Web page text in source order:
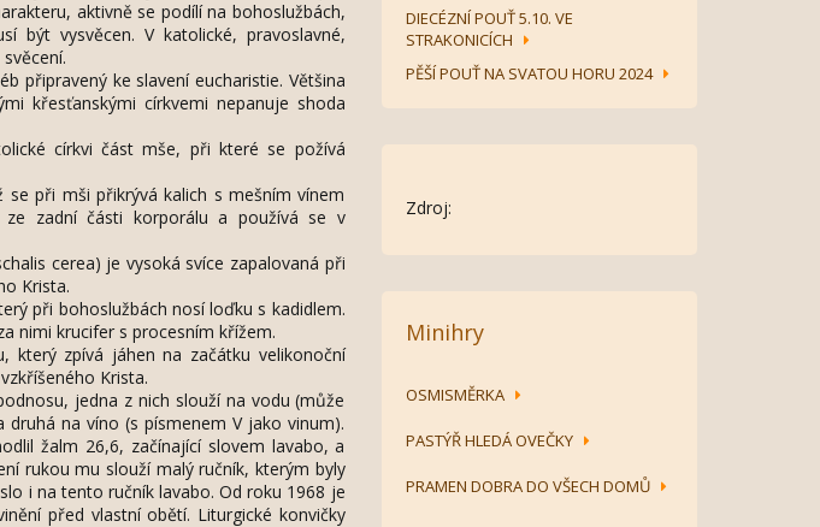
aktivně se podílí na bohoslužbách,
být vysvěcen. V katolické, pravoslavné,
připravený ke slavení eucharistie. Většina
křesťanskými církvemi nepanuje shoda
církvi část mše, při které se požívá
se při mši přikrývá kalich s mešním vínem
zadní části korporálu a používá se v
cerea) je vysoká svíce zapalovaná při
Krista.
při bohoslužbách nosí loďku s kadidlem.
nimi krucifer s procesním křížem.
který zpívá jáhen na začátku velikonoční
Krista.
jedna z nich slouží na vodu (může
na víno (s písmenem V jako vinum).
žalm 26,6, začínající slovem lavabo, a
rukou mu slouží malý ručník, kterým byly
i na tento ručník lavabo. Od roku 1968 je
před vlastní obětí. Liturgické konvičky
DIECÉZNÍ POUŤ 5.10. VE
STRAKONICÍCH
PĚŠÍ POUŤ NA SVATOU HORU 2024
Zdroj:
Minihry
OSMISMĚRKA
PASTÝŘ HLEDÁ OVEČKY
PRAMEN DOBRA DO VŠECH DOMŮ